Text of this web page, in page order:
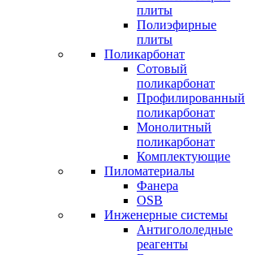
плиты
Полиэфирные
плиты
Поликарбонат
Сотовый
поликарбонат
Профилированный
поликарбонат
Монолитный
поликарбонат
Комплектующие
Пиломатериалы
Фанера
OSB
Инженерные системы
Антигололедные
реагенты